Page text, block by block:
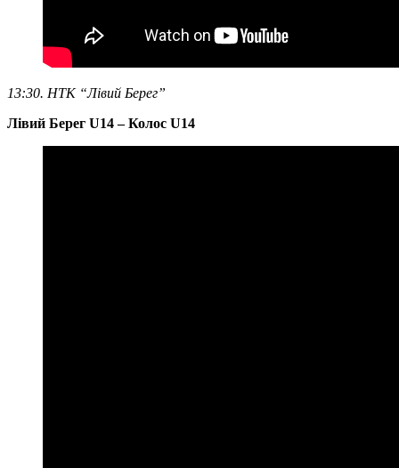
13:30. НТК “Лівий Берег”
Лівий Берег U14 – Колос U14